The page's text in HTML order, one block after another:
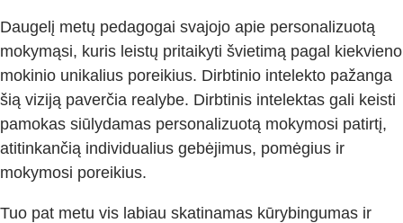
Daugelį metų pedagogai svajojo apie personalizuotą
mokymąsi, kuris leistų pritaikyti švietimą pagal kiekvieno
mokinio unikalius poreikius. Dirbtinio intelekto pažanga
šią viziją paverčia realybe. Dirbtinis intelektas gali keisti
pamokas siūlydamas personalizuotą mokymosi patirtį,
atitinkančią individualius gebėjimus, pomėgius ir
mokymosi poreikius.
Tuo pat metu vis labiau skatinamas kūrybingumas ir